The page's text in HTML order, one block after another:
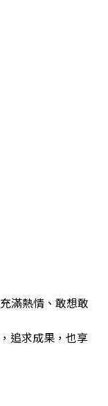
滿熱情、敢想敢
追求成果，也享